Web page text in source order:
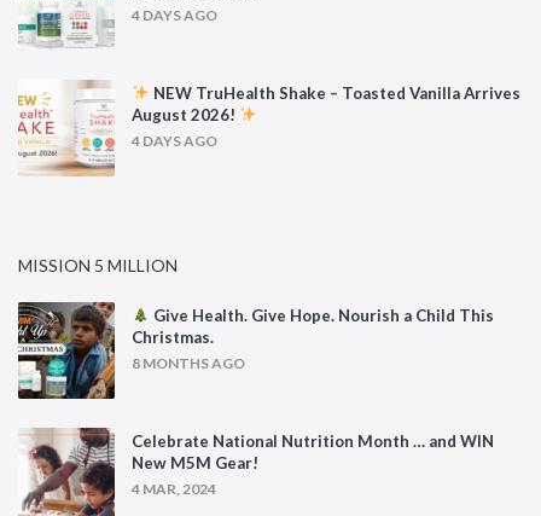
4 DAYS AGO
NEW TruHealth Shake – Toasted Vanilla Arrives
August 2026!
4 DAYS AGO
MISSION 5 MILLION
Give Health. Give Hope. Nourish a Child This
Christmas.
8 MONTHS AGO
Celebrate National Nutrition Month … and WIN
New M5M Gear!
4 MAR, 2024